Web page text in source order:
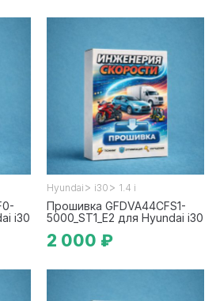
i30
Hyundai > i30 > 1.4 i
Прошивка GFDVA44CFS1-
5000_ST1_E2 для Hyundai i30
2 000 ₽